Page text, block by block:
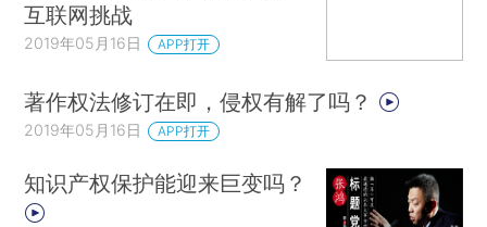
互联网挑战
2019年05月16日 APP打开
著作权法修订在即，侵权有解了吗？
2019年05月16日 APP打开
知识产权保护能迎来巨变吗？